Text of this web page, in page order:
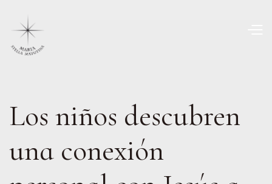
Los niños descubren
una conexión